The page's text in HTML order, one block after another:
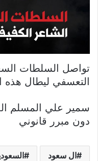
تواصل السلطات
التعسفي ليطال هذه
سمير علي المسلم
دون مبرر قانوني
ال سعود